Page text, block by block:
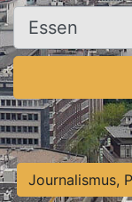
Ort, Stadt
Journalismus,